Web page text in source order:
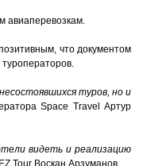
авиаперевозкам.
что документом
туров, но и
Space Travel Артур
видеть и реализацию
Tour Воскан Арзуманов.